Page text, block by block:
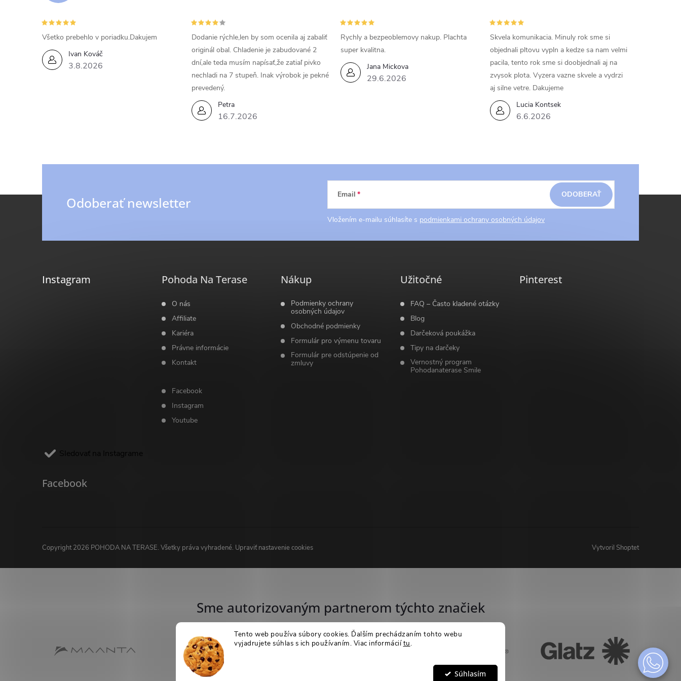
Tento web používa súbory cookies. Ďalším prechádzaním tohto webu
vyjadrujete súhlas s ich používaním. Viac informáciítu.
Súhlasím
Ivan Kováč
3.8.2026
Všetko prebehlo v poriadku.Dakujem
Petra
16.7.2026
Dodanie rýchle,len by som ocenila aj zabaliť
originál obal. Chladenie je zabudované 2
dní,ale teda musím napísať,že zatiaľ pivko
nechladi na 7 stupeň. Inak výrobok je pekné
prevedený.
Jana Mickova
29.6.2026
Rychly a bezpeoblemovy nakup. Plachta
super kvalitna.
Lucia Kontsek
6.6.2026
Skvela komunikacia. Minuly rok sme si
objednali pltovu vypln a kedze sa nam velmi
pacila, tento rok sme si doobjednali aj na
zvysok plota. Vyzera vazne skvele a vydrzi
aj silne vetre. Dakujeme
Odoberať newsletter Email
Vložením e-mailu súhlasíte s podmienkami ochrany osobných údajov
ODOBERAŤ
Instagram
Sledovať na Instagrame
Pohoda Na Terase
O nás
Affiliate
Kariéra
Právne informácie
Kontakt
Facebook
Instagram
Youtube
Nákup
Podmienky ochrany
osobných údajov
Obchodné podmienky
Formulár pro výmenu tovaru
Formulár pre odstúpenie od
zmluvy
Užitočné
FAQ – Často kladené otázky
Blog
Darčeková poukážka
Tipy na darčeky
Vernostný program
Pohodanaterase Smile
Pinterest
Facebook
Vytvoril Shoptet
Copyright 2026 POHODA NA TERASE. Všetky práva vyhradené. Upraviť nastavenie cookies
Sme autorizovaným partnerom týchto značiek